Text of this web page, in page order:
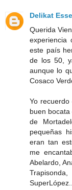
Delikat
Querida
experiencia
este país
de los 50,
aunque lo
Cosaco
Yo
buen
de
pequeñas
eran tan
me
Abelardo,